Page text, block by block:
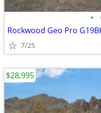
• •
Rockwood Geo Pro
7/25
$28,995